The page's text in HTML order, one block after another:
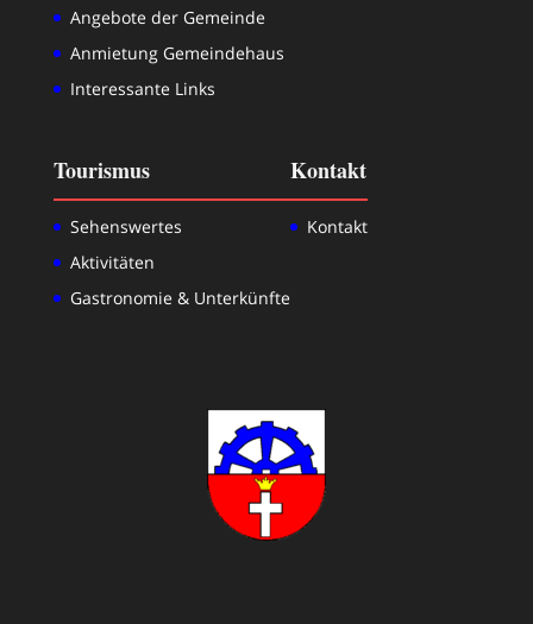
Angebote der Gemeinde
Anmietung Gemeindehaus
Interessante Links
Tourismus
Sehenswertes
Aktivitäten
Gastronomie & Unterkünfte
Kontakt
Kontakt